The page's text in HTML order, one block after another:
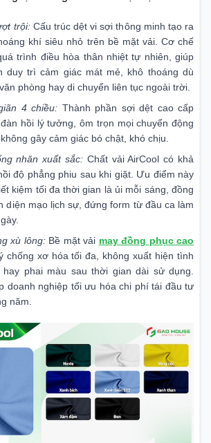
trội:Cấu trúc dệt vi sợi thông minh tạo ra
khí siêu nhỏ trên bề mặt vải. Cơ chế
trình điều hòa thân nhiệt tự nhiên, giúp
duy trì cảm giác mát mẻ, khô thoáng dù
phòng hay di chuyển liên tục ngoài trời.
4 chiều: Thành phần sợi dệt cao cấp
hồi lý tưởng, ôm trọn mọi chuyển động
gây cảm giác bó chật, khó chịu.
nhăn xuất sắc: Chất vải AirCool có khả
độ phẳng phiu sau khi giặt. Ưu điểm này
kiệm tối đa thời gian là ủi mỗi sáng, đồng
diện mạo lịch sự, đứng form từ đầu ca làm
xù lông:Bề mặt vải may đồng phục cao
chống xơ hóa tối đa, không xuất hiện tình
phai màu sau thời gian dài sử dụng.
doanh nghiệp tối ưu hóa chi phí tái đầu tư
năm.